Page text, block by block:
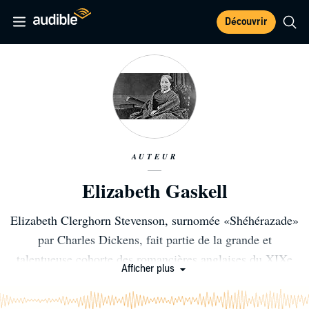
Découvrir
AUTEUR
Elizabeth Gaskell
Elizabeth Clerghorn Stevenson, surnomée «Shéhérazade»
par Charles Dickens, fait partie de la grande et
talentueuse cohorte des romancières anglaises du XIXe
siècle, aux côtés de Jane Austen, Charlotte, Emily et
Anne Brontë et George Eliot. Une fois qu’ils l’ont
Afficher plus